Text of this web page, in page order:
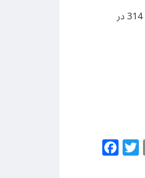
این گزارش که امروز سه‌شنبه سوم خرداد منتشر شده نشان می دهد که سال گذشته 579 اعدام در جهان ثبت شده که حداقل 314 در